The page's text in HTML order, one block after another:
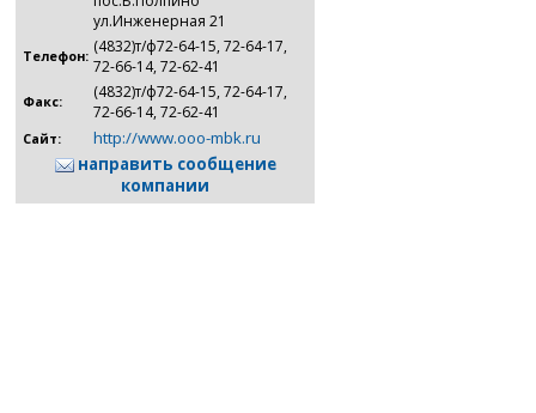
ул.Инженерная 21
Телефон: (4832)т/ф72-64-15, 72-64-17,
72-66-14, 72-62-41
Факс:
(4832)т/ф72-64-15, 72-64-17,
72-66-14, 72-62-41
Сайт:
http://www.ooo-mbk.ru
направить сообщение
компании